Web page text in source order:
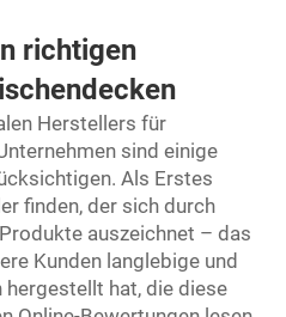
richtigen
Herstellers für
sind einige
Als Erstes
finden, der sich durch
auszeichnet – das
Kunden langlebige und
hat, die diese